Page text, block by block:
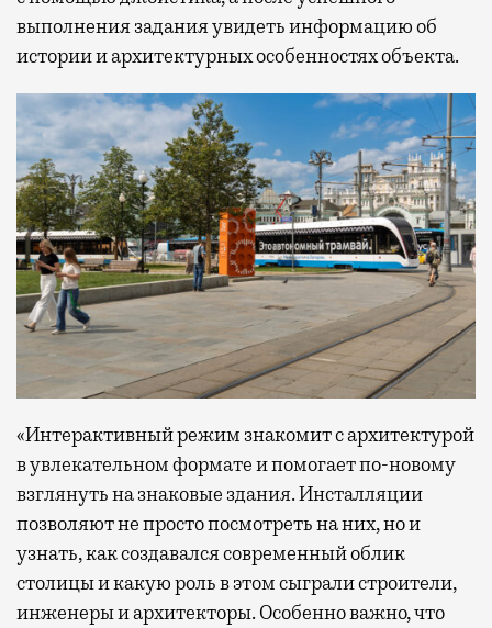
выполнения задания увидеть информацию об
истории и архитектурных особенностях объекта.
«Интерактивный режим знакомит с архитектурой
в увлекательном формате и помогает по-новому
взглянуть на знаковые здания. Инсталляции
позволяют не просто посмотреть на них, но и
узнать, как создавался современный облик
столицы и какую роль в этом сыграли строители,
инженеры и архитекторы. Особенно важно, что